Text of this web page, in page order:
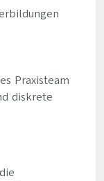
Praxisteam
diskrete